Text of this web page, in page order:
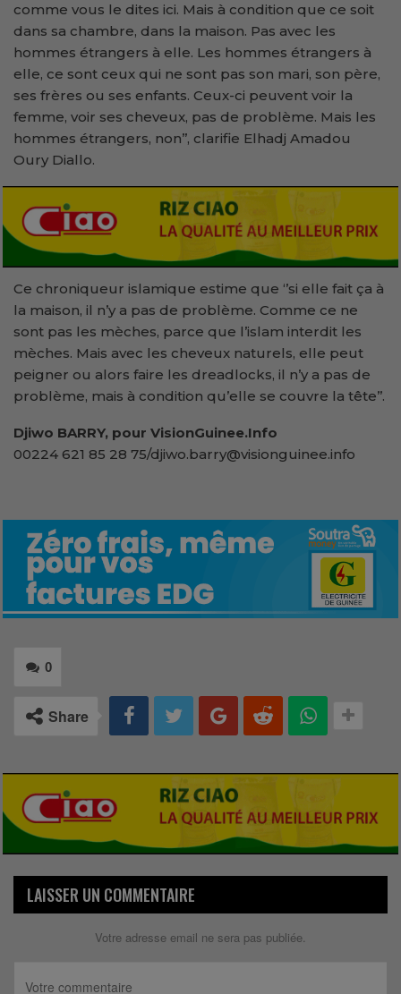
comme vous le dites ici. Mais à condition que ce soit
dans sa chambre, dans la maison. Pas avec les
hommes étrangers à elle. Les hommes étrangers à
elle, ce sont ceux qui ne sont pas son mari, son père,
ses frères ou ses enfants. Ceux-ci peuvent voir la
femme, voir ses cheveux, pas de problème. Mais les
hommes étrangers, non’’, clarifie Elhadj Amadou
Oury Diallo.
Ce chroniqueur islamique estime que ‘’si elle fait ça à
la maison, il n’y a pas de problème. Comme ce ne
sont pas les mèches, parce que l’islam interdit les
mèches. Mais avec les cheveux naturels, elle peut
peigner ou alors faire les dreadlocks, il n’y a pas de
problème, mais à condition qu’elle se couvre la tête’’.
Djiwo BARRY, pour VisionGuinee.Info
00224 621 85 28 75/djiwo.barry@visionguinee.info
0
Share
LAISSER UN COMMENTAIRE
Votre adresse email ne sera pas publiée.